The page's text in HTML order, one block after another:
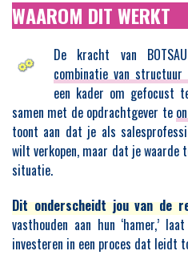
WAAROM DIT WERKT
De kracht van
combinatie van structuur
een kader om gefocust
samen met de opdrachtgever te
toont aan dat je als
wilt verkopen, maar dat je waarde
situatie.
Dit onderscheidt jou van de
vasthouden aan hun ‘hamer,’
investeren in een proces dat leidt